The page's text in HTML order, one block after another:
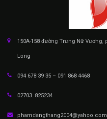
150A-158 đường Trưng Nữ
Long
094 678 39 35 – 091 868 4468
02703. 825234
phamdangthang2004@yahoo.com